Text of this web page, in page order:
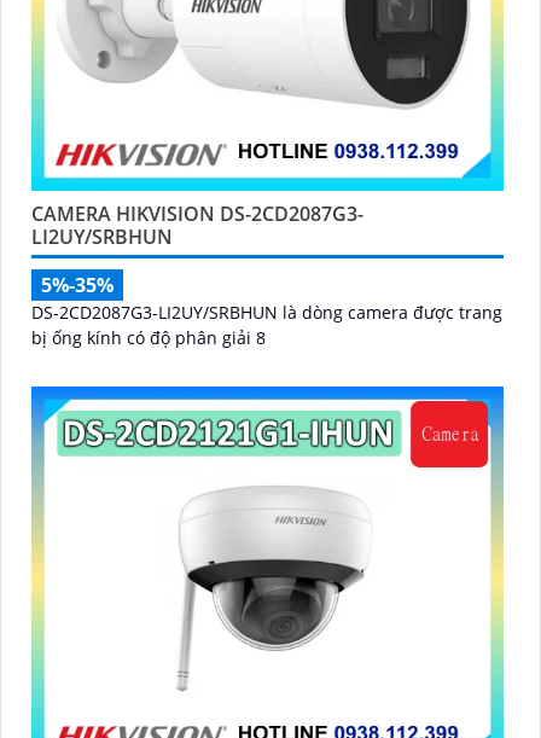
CAMERA HIKVISION DS-2CD2087G3-
LI2UY/SRBHUN
5%-35%
DS-2CD2087G3-LI2UY/SRBHUN là dòng camera được trang
bị ống kính có độ phân giải 8